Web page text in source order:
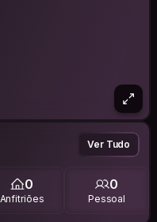
Ver Tudo
0
Anfitriões
0
Pessoal